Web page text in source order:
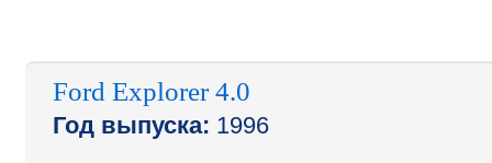
Ford Explorer 4.0
Год выпуска: 1996